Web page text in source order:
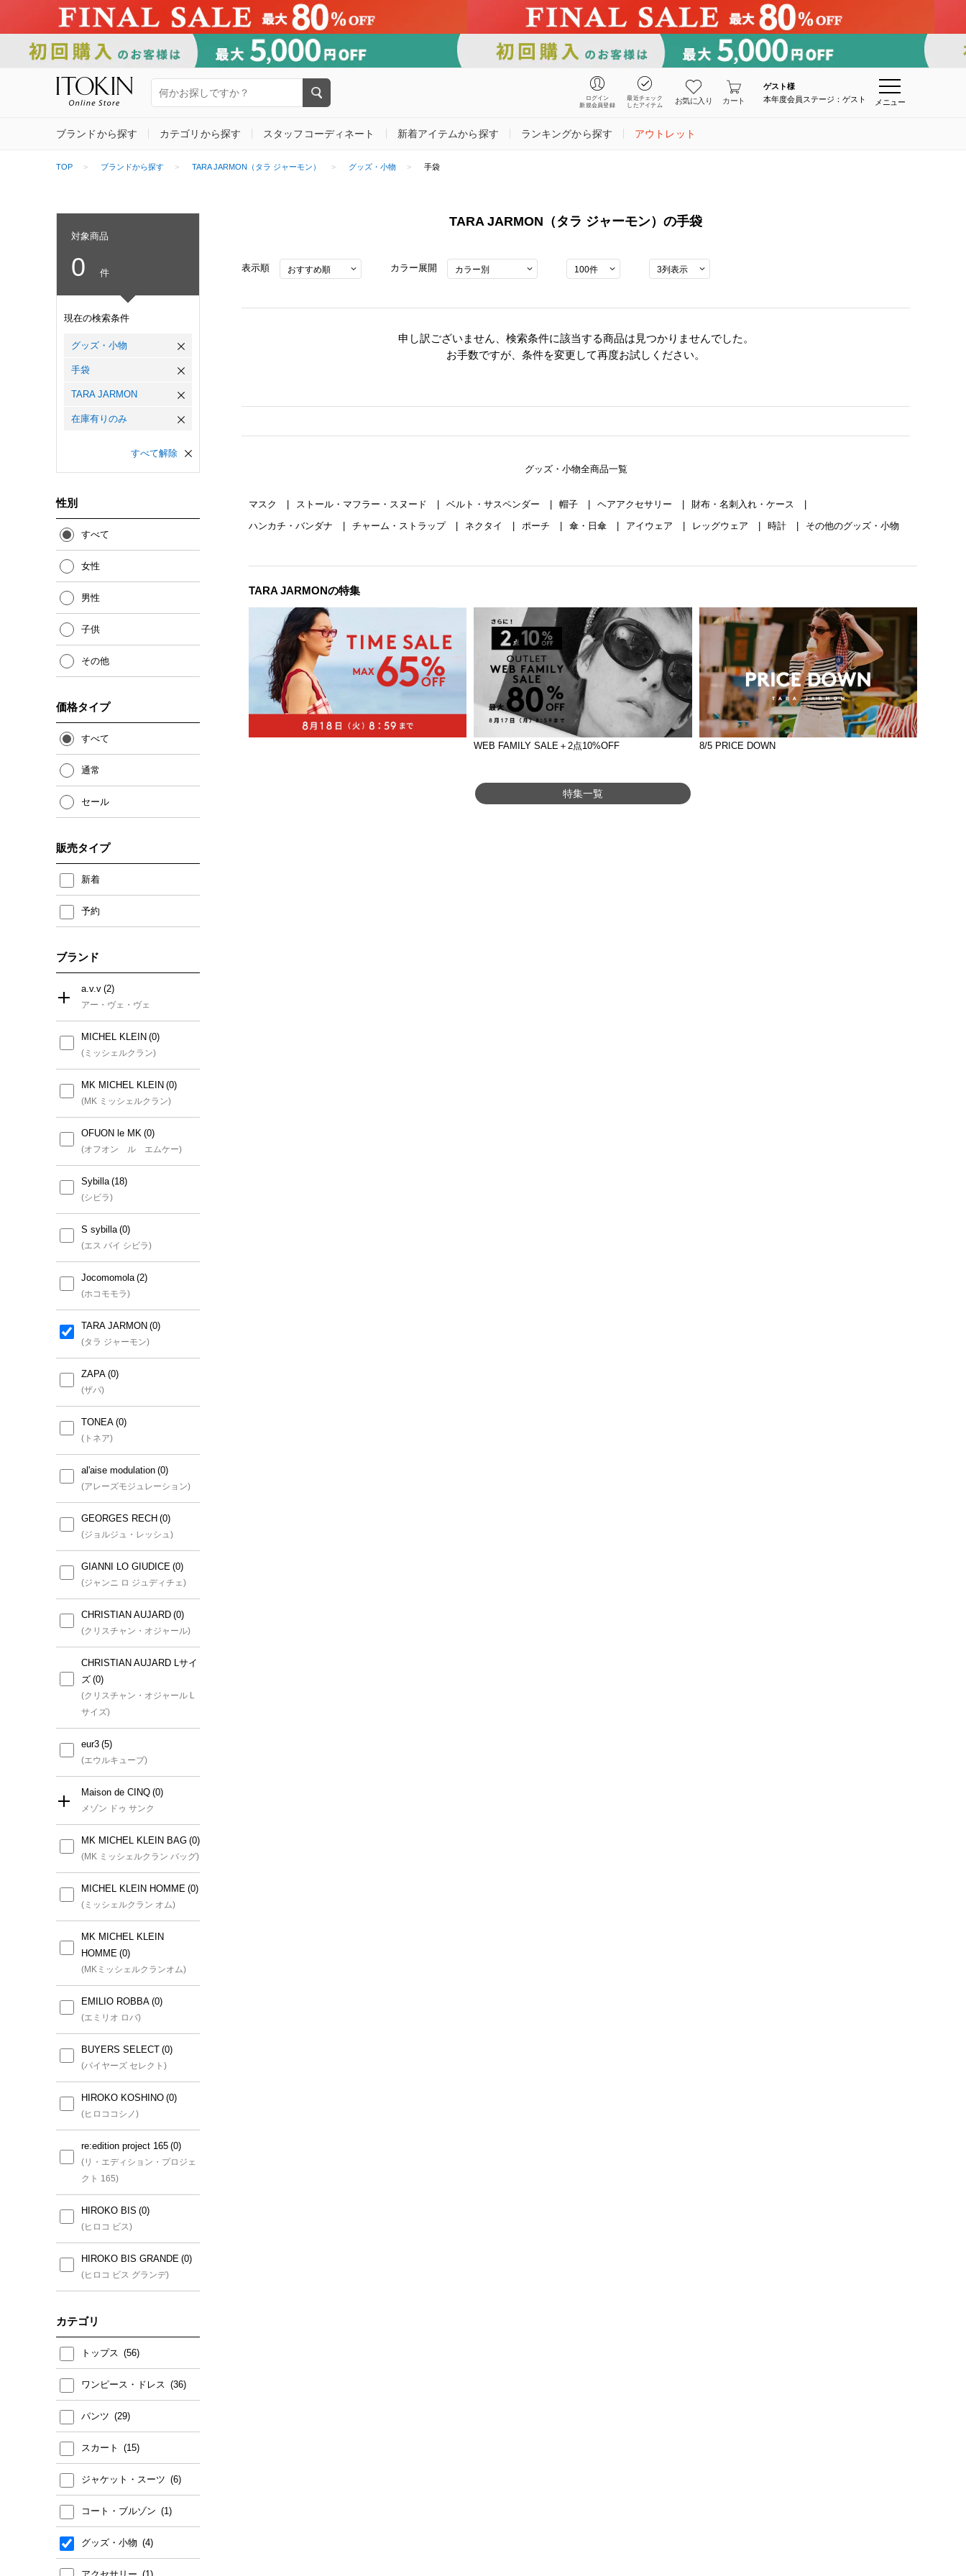
ログイン
新規会員登録
最近チェック
したアイテム
お気に入り カート
ゲスト様
本年度会員ステージ：ゲスト
メニュー
ブランドから探す カテゴリから探す スタッフコーディネート 新着アイテムから探す ランキングから探す アウトレット
TOP ブランドから探す TARA JARMON（タラ ジャーモン） グッズ・小物 手袋
対象商品
0 件
現在の検索条件
グッズ・小物
手袋
TARA JARMON
在庫有りのみ
すべて解除
性別
すべて
女性
男性
子供
その他
価格タイプ
すべて
通常
セール
販売タイプ
新着
予約
ブランド
a.v.v
アー・ヴェ・ヴェ
すべて
a.v.v
(アー・ヴェ・ヴェ)
a.v.v MEN
(アー・ヴェ・ヴェ メン)
a.v.v KIDS
(アー・ヴェ・ヴェ キッズ)
a.v.v Elmi
(アー・ヴェ・ヴェ エルミ)
MICHEL KLEIN
(ミッシェルクラン)
MK MICHEL KLEIN
(MK ミッシェルクラン)
OFUON le MK
(オフオン ル エムケー)
Sybilla
(シビラ)
S sybilla
(エス バイ シビラ)
Jocomomola
(ホコモモラ)
TARA JARMON
(タラ ジャーモン)
ZAPA
(ザパ)
TONEA
(トネア)
al'aise modulation
(アレーズモジュレーション)
GEORGES RECH
(ジョルジュ・レッシュ)
GIANNI LO GIUDICE
(ジャンニ ロ ジュディチェ)
CHRISTIAN AUJARD
(クリスチャン・オジャール)
CHRISTIAN AUJARD Lサイ
ズ
(クリスチャン・オジャール L
サイズ)
eur3
(エウルキューブ)
Maison de CINQ
メゾン ドゥ サンク
すべて
GIANNI LO GIUDICE(小さ
いサイズ)
いサイズ))
GEORGES RECH(小さいサ
(ジョルジュレッシュ(小さいサ
イズ))
CHRISTIAN AUJARD(小さ
いサイズ)
さいサイズ))
HIROKO BIS(小さいサイズ)
(ヒロコビス(小さいサイズ))
MICHEL KLEIN(小さいサイ
ズ)
(ミッシェルクラン(小さいサイ
ズ))
MK MICHEL KLEIN(小さい
サイズ)
(小さいサイズ))
MK MICHEL KLEIN BAG
(MK ミッシェルクラン バッグ)
MICHEL KLEIN HOMME
(ミッシェルクラン オム)
MK MICHEL KLEIN
HOMME
(MKミッシェルクランオム)
EMILIO ROBBA
(エミリオ ロバ)
BUYERS SELECT
(バイヤーズ セレクト)
HIROKO KOSHINO
(ヒロココシノ)
re:edition project 165
(リ・エディション・プロジェ
クト 165)
HIROKO BIS
(ヒロコ ビス)
HIROKO BIS GRANDE
(ヒロコ ビス グランデ)
カテゴリ
トップス
ワンピース・ドレス
パンツ
スカート
ジャケット・スーツ
コート・ブルゾン
グッズ・小物
TARA JARMON（タラ ジャーモン）の手袋
表示順 カラー展開
申し訳ございません、 検索条件に該当する商品は見つかりませんでした。
お手数ですが、条件を変更して再度お試しください。
グッズ・小物全商品一覧
マスク ストール・マフラー・スヌード ベルト・サスペンダー 帽子 ヘアアクセサリー
財布・名刺入れ・ケース
ハンカチ・バンダナ
チャーム・ストラップ ネクタイ ポーチ 傘・日傘 アイウェア レッグウェア 時計 その他のグッズ・小物
TARA JARMONの特集
WEB FAMILY SALE＋2点10%OFF 8/5 PRICE DOWN
特集一覧